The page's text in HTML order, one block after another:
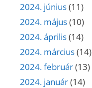
2024. június(11)
2024. május(10)
2024. április(14)
2024. március(14)
2024. február(13)
2024. január(14)